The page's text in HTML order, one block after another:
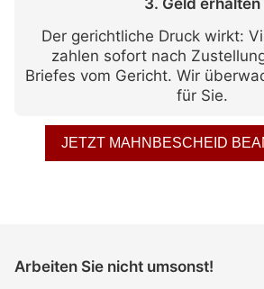
3. Geld erhalten
Der gerichtliche Druck wirkt:
zahlen sofort nach
Briefes vom Gericht. Wir
für Sie.
JETZT MAHNBESCHEID
Arbeiten Sie nicht umsonst!